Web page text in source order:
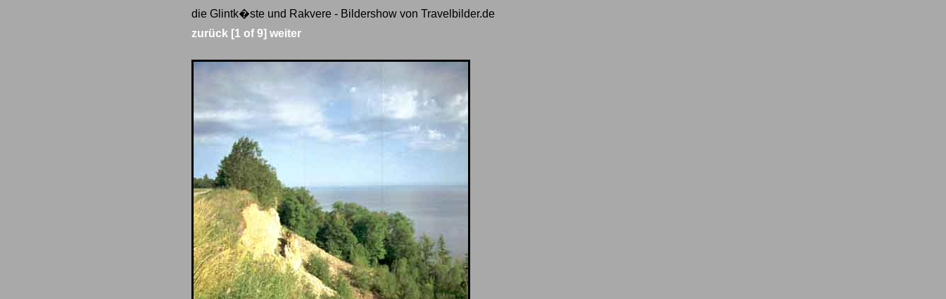
die Glintk�ste und Rakvere - Bildershow von Travelbilder.de
zurück [1 of 9] weiter